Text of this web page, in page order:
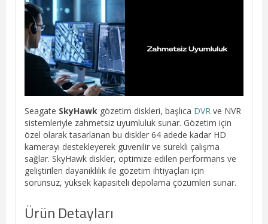
Seagate SkyHawk gözetim diskleri, başlıca DVR ve NVR
sistemleriyle zahmetsiz uyumluluk sunar. Gözetim için
özel olarak tasarlanan bu diskler 64 adede kadar HD
kamerayı destekleyerek güvenilir ve sürekli çalışma
sağlar. SkyHawk diskler, optimize edilen performans ve
geliştirilen dayanıklılık ile gözetim ihtiyaçları için
sorunsuz, yüksek kapasiteli depolama çözümleri sunar.
Ürün Detayları